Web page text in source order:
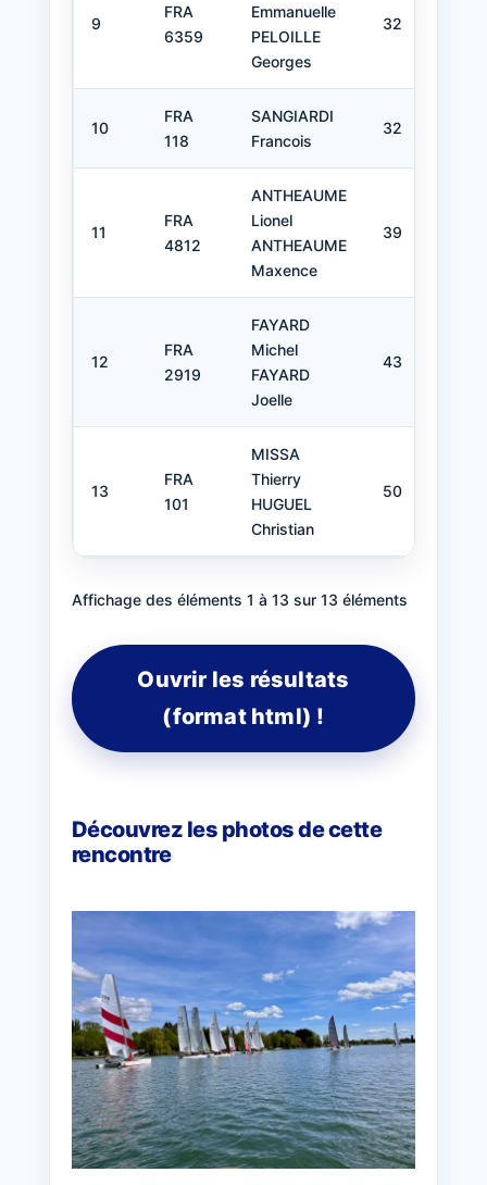
9
FRA
6359
Emmanuelle
PELOILLE
Georges
32
10
FRA
118
SANGIARDI
Francois
32
11
FRA
4812
ANTHEAUME
Lionel
ANTHEAUME
Maxence
39
12
FRA
2919
FAYARD
Michel
FAYARD
Joelle
43
13
FRA
101
MISSA
Thierry
HUGUEL
Christian
50
Affichage des éléments 1 à 13 sur 13 éléments
Ouvrir les résultats
(format html) !
Découvrez les photos de cette
rencontre